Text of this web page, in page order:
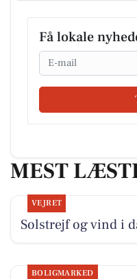
Få lokale
Email
MEST
VEJRET
Solstrejf og vind i
BOLIGMARKED